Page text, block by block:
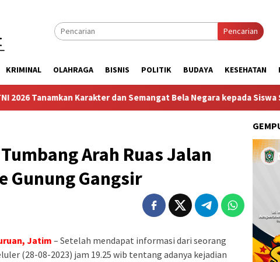
Pencarian
KRIMINAL OLAHRAGA BISNIS POLITIK BUDAYA KESEHATAN
Karakter dan Semangat Bela Negara kepada Siswa Sekolah
Arah Ruas Jalan
Gunung Gangsir
Jatim– Setelah mendapat informasi dari seorang
(28-08-2023) jam 19.25 wib tentang adanya kejadian